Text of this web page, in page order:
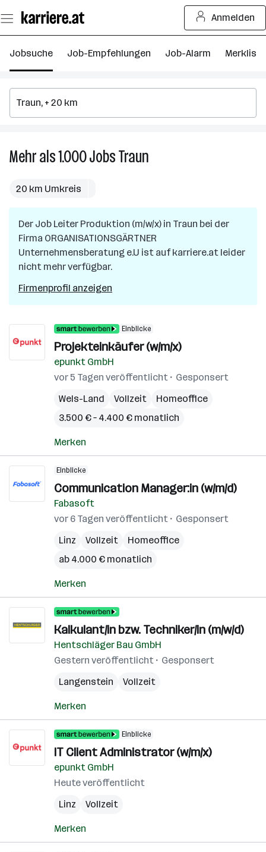
Seiteninhalt
springen
Anmelden
Jobsuche Job-Empfehlungen Job-Alarm Merkliste
Mehr als 1.000JobsTraun
in
Traun
20 km Umkreis
Der Job Leiter Produktion (m/w/x) in Traun bei der
Firma ORGANISATIONSGÄRTNER
Unternehmensberatung e.U ist auf karriere.at leider
nicht mehr verfügbar.
Firmenprofil anzeigen
Einblicke
Projekteinkäufer (w/m/x)
epunkt GmbH
vor 5 Tagen veröffentlicht
Gesponsert
Wels-Land
Vollzeit
Homeoffice
3.500 € – 4.400 € monatlich
Merken
Einblicke
Communication Manager:in (w/m/d)
Fabasoft
vor 6 Tagen veröffentlicht
Gesponsert
Linz
Vollzeit
Homeoffice
ab 4.000 € monatlich
Merken
Kalkulant/in bzw. Techniker/in (m/w/d)
Hentschläger Bau GmbH
Gestern veröffentlicht
Gesponsert
Langenstein
Vollzeit
Merken
Einblicke
IT Client Administrator (w/m/x)
epunkt GmbH
Heute veröffentlicht
Linz
Vollzeit
Merken